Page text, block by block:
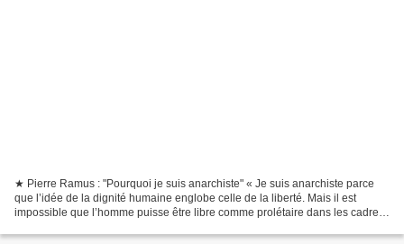
★ Pierre Ramus : "Pourquoi je suis anarchiste" « Je suis anarchiste parce
que l’idée de la dignité humaine englobe celle de la liberté. Mais il est
impossible que l’homme puisse être libre comme prolétaire dans les cadres